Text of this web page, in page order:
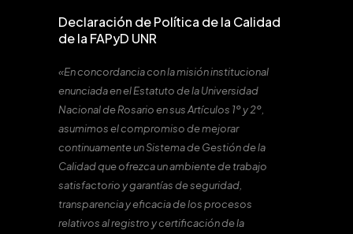
Declaración de Política de la Calidad
de la FAPyD UNR
«En concordancia con la misión institucional
enunciada en el Estatuto de la Universidad
Nacional de Rosario en sus Artículos 1º y 2º,
asumimos el compromiso de mejorar
continuamente un Sistema de Gestión de la
Calidad que ofrezca un ambiente de trabajo
satisfactorio y garantías de seguridad,
transparencia y eficacia de los procesos
relativos al registro y certificación de la